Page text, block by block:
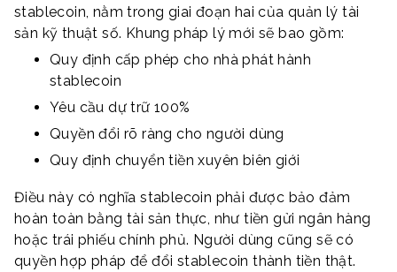
stablecoin, nằm trong giai đoạn hai của quản lý tài
sản kỹ thuật số. Khung pháp lý mới sẽ bao gồm:
Quy định cấp phép cho nhà phát hành
stablecoin
Yêu cầu dự trữ 100%
Quyền đổi rõ ràng cho người dùng
Quy định chuyển tiền xuyên biên giới
Điều này có nghĩa stablecoin phải được bảo đảm
hoàn toàn bằng tài sản thực, như tiền gửi ngân hàng
hoặc trái phiếu chính phủ. Người dùng cũng sẽ có
quyền hợp pháp để đổi stablecoin thành tiền thật.